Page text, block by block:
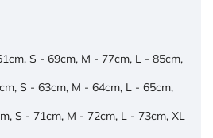
S - 69cm, M - 77cm, L - 85cm,
S - 63cm, M - 64cm, L - 65cm,
S - 71cm, M - 72cm, L - 73cm, XL